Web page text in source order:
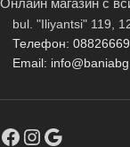
Онлайн магазин с
bul. "Iliyantsi" 119,
Телефон:
Email: